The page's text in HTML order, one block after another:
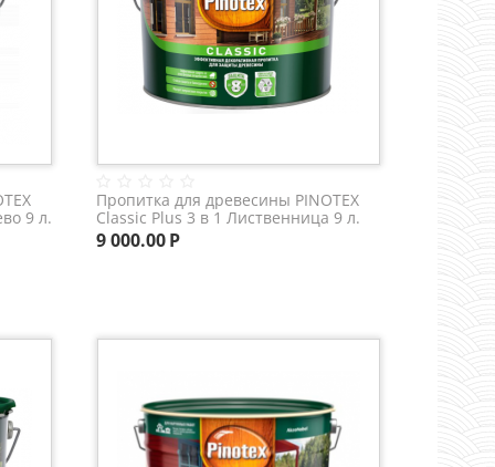
9 л.
Пропитка для древесины PINOTEX
Classic Plus 3 в 1 Лиственница 9 л.
9 000.00 Р